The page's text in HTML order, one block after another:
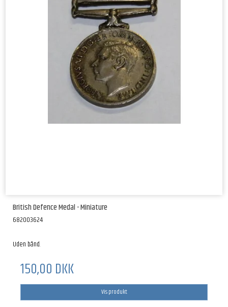
British Defence Medal - Miniature
682003624
Uden bånd.
150,00 DKK
Vis produkt